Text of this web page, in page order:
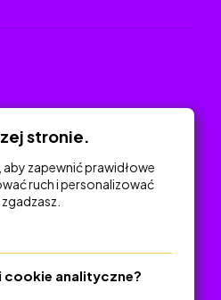
stronie.
zapewnić prawidłowe
ruch i personalizować
cookie analityczne?